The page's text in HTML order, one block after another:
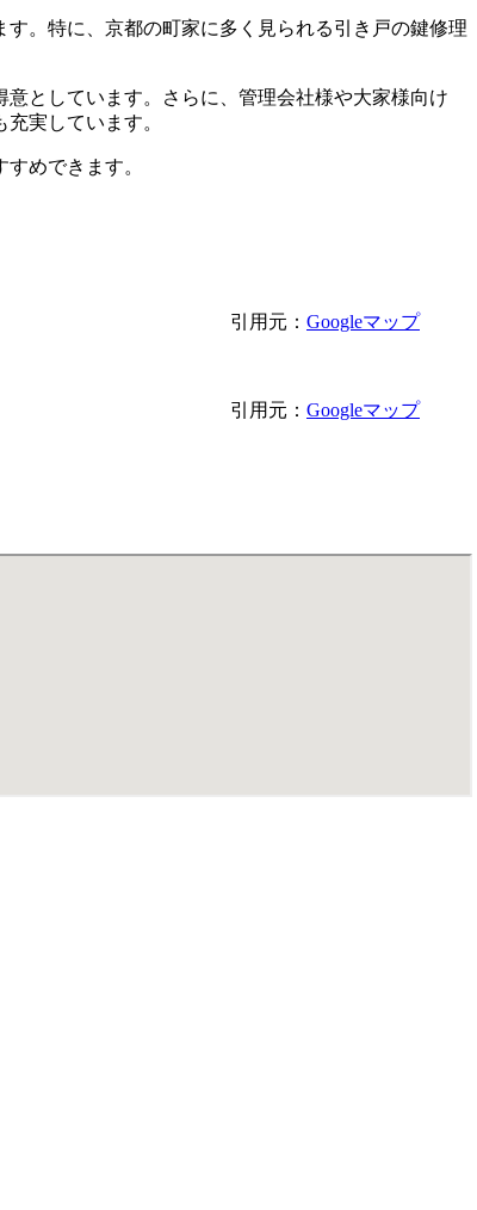
。特に、京都の町家に多く見られる引き戸の鍵修理
としています。さらに、管理会社様や大家様向け
実しています。
めできます。
引用元： Googleマップ
引用元： Googleマップ